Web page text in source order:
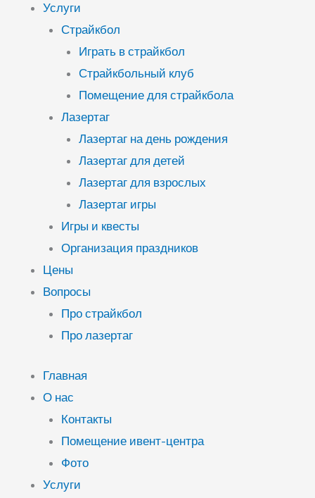
Услуги
Страйкбол
Играть в страйкбол
Страйкбольный клуб
Помещение для страйкбола
Лазертаг
Лазертаг на день рождения
Лазертаг для детей
Лазертаг для взрослых
Лазертаг игры
Игры и квесты
Организация праздников
Цены
Вопросы
Про страйкбол
Про лазертаг
Главная
О нас
Контакты
Помещение ивент-центра
Фото
Услуги